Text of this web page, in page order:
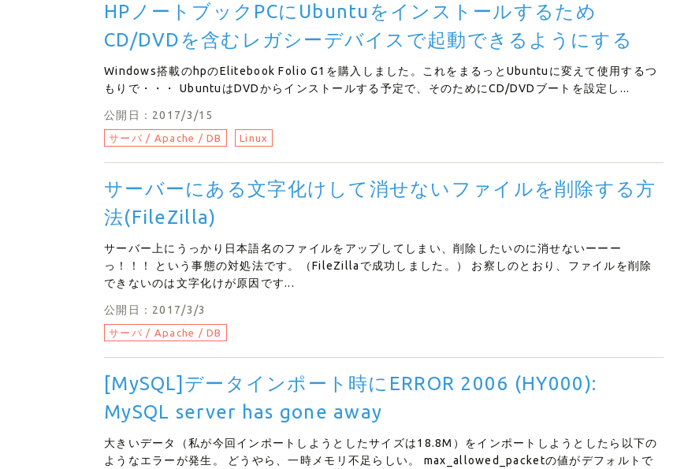
HPノートブックPCにUbuntuをインストールするため
CD/DVDを含むレガシーデバイスで起動できるようにする
Windows搭載のhpのElitebook Folio G1を購入しました。これをまるっとUbuntuに変えて使用するつ
もりで・・・ UbuntuはDVDからインストールする予定で、そのためにCD/DVDブートを設定し...
公開日：2017/3/15
サーバ / Apache / DB Linux
サーバーにある文字化けして消せないファイルを削除する方
法(FileZilla)
サーバー上にうっかり日本語名のファイルをアップしてしまい、削除したいのに消せないーーー
っ！！！ という事態の対処法です。（FileZillaで成功しました。） お察しのとおり、ファイルを削除
できないのは文字化けが原因です...
公開日：2017/3/3
サーバ / Apache / DB
[MySQL]データインポート時にERROR 2006 (HY000):
MySQL server has gone away
大きいデータ（私が今回インポートしようとしたサイズは18.8M）をインポートしようとしたら以下の
ようなエラーが発生。 どうやら、一時メモリ不足らしい。 max_allowed_packetの値がデフォルトで